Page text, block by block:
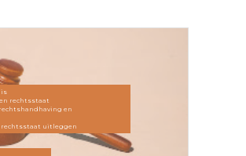
is
rechtsstaat
en
rechtsstaat uitleggen